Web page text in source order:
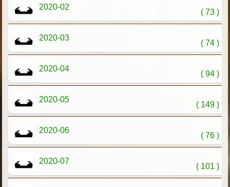
2020-02
( 73 )
2020-03
( 74 )
2020-04
( 94 )
2020-05
( 149 )
2020-06
( 76 )
2020-07
( 101 )